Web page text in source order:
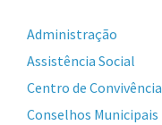
Administração
Assistência Social
Centro de Convivência
Conselhos Municipais